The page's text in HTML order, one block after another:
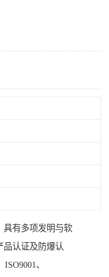
具有多项发明与软
品认证及防爆认
、